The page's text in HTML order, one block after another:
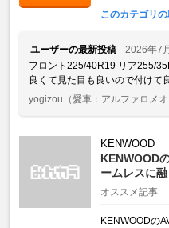
このカテゴリ
ユーザーの最新投稿
2026年7
フロント225/40R19 リア255/
良くて見た目も良いので付けて
yogizou （愛車：アルファロメオ
KENWOOD
KENWOOD
ームレスに
オススメ記事
KENWOODの